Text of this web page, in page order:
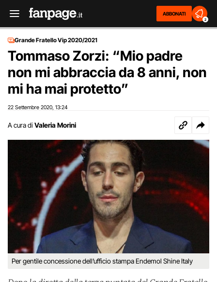
ABBONATI
2
Grande Fratello Vip 2020/2021
Tommaso Zorzi: “Mio padre
non mi abbraccia da 8 anni, non
mi ha mai protetto”
22 Settembre 2020 13:24
A cura di Valeria Morini
Per gentile concessione dell’ufficio stampa Endemol Shine Italy